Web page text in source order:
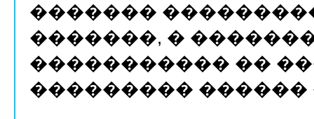
�������
�������, �
����������� ��
��������� ������